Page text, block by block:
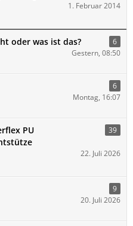
1. Februar 2014
oder was ist das?
6
Gestern, 08:50
6
Montag, 16:07
PU
39
22. Juli 2026
9
20. Juli 2026